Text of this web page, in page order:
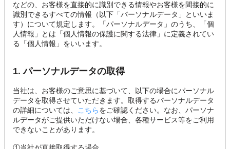
などの、お客様を直接的に識別できる情報やお客様を間接的に
識別できるすべての情報（以下「パーソナルデータ」といいま
す）について規定します。「パーソナルデータ」のうち、「個
人情報」とは「個人情報の保護に関する法律」に定義されてい
る「個人情報」をいいます。
1. パーソナルデータの取得
当社は、お客様のご意思に基づいて、以下の場合にパーソナル
データを取得させていただきます。取得するパーソナルデータ
の詳細については、
こちらをご確認ください。なお、パーソナ
ルデータがご提供いただけない場合、各種サービス等をご利用
できないことがあります。